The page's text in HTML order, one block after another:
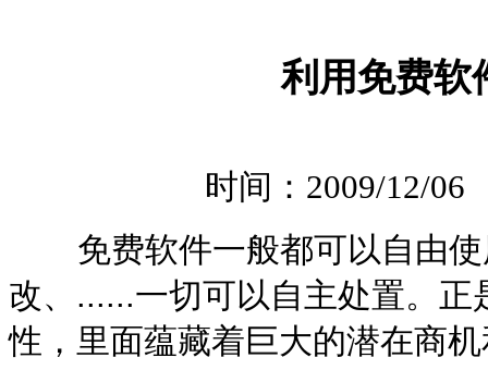
利用免费软
时间：2009/12/
免费软件一般都可以自由使
改、......一切可以自主处置。正
性，里面蕴藏着巨大的潜在商